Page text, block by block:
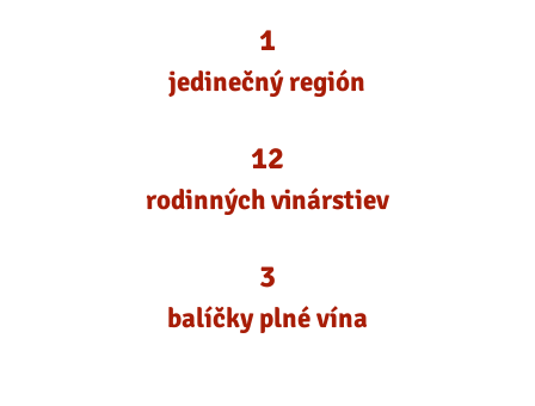
1
jedinečný región
12
rodinných vinárstiev
3
balíčky plné vína